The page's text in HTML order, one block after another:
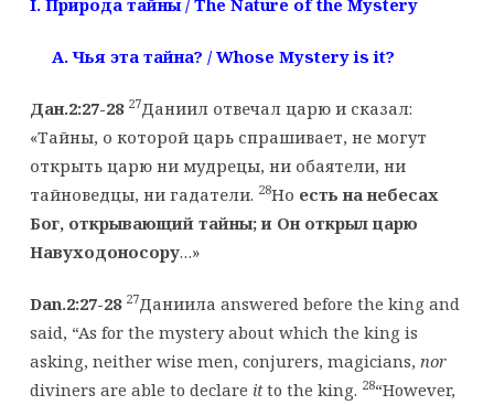
A. Чьяэта тайна? / Whose Mystery is it?
Дан.2:27-28 27Даниил отвечал царю и сказал:
«Тайны, о которой царь спрашивает, не могут
открыть царю ни мудрецы, ни обаятели, ни
тайноведцы, ни гадатели. 28Но есть на небесах
Бог, открывающий тайны; и Он открыл царю
Навуходоносору…»
Dan.2:27-28 27Даниила answered before the king and
said, “As for the mystery about which the king is
asking, neither wise men, conjurers, magicians, nor
diviners are able to declare itto the king. 28“However,